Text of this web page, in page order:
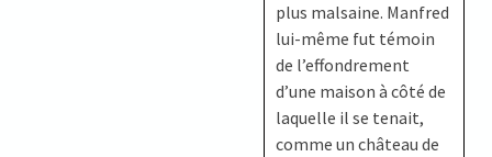
plus malsaine. Manfred
lui-même fut témoin
de l’effondrement
d’une maison à côté de
laquelle il se tenait,
comme un château de